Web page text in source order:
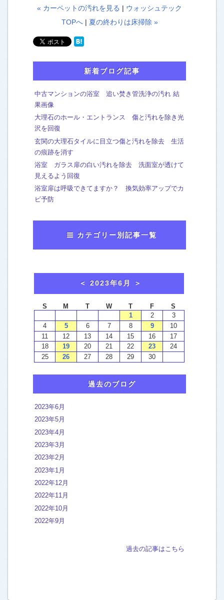
« カーペットの汚れを見る | ウォッシュテック
TOPへ| 夏の終わりは床掃除 »
新着ブログ記事
中古マンションの浴室 追い焚き管洗浄の汚れ 結
果画像
大理石のホール・エントランス 傷と汚れを除き光
沢を回復
玄関の大理石タイルに目立つ傷と汚れを除去 生活
の痕跡を消す
浴室 ガラス扉の白い汚れを除去 洗面室が透けて
見えるよう回復
浴室扉は呼吸できてますか？ 換気効率アップでカ
ビ予防
カテゴリー別記事一覧
washtech夫婦in横浜[7]
おかみから、お知らせ [43]
お客様による口コミご感想[4]
ウォッシュテックの施工例
エアコンクリーニング[5]
カーペットクリーニング[45]
キッチン 換気扇
クッションフロア フロアタイル
バスルーム 浴室の汚れ
石の浴室 タイル ガラス扉
人工大理石FRPユニットバス
外構 外階段 エントランスの洗浄
フローリング床ワックス
過去のブログ
2023年6月
2023年5月
2023年4月
2023年3月
2023年2月
2023年1月
2022年12月
2022年11月
2022年10月
2022年9月
過去の記事はこちら